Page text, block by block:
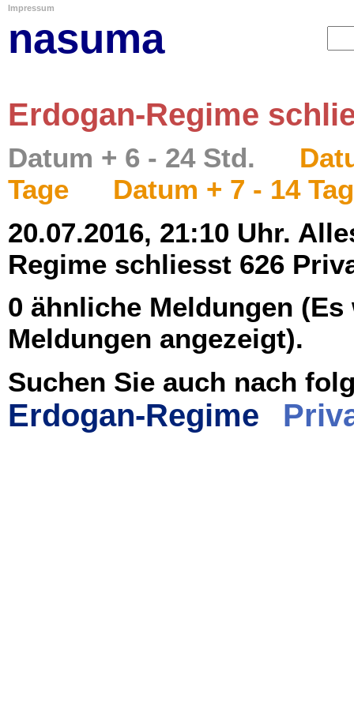
Impressum
nasuma
Erdogan-Regime
Datum + 6 - 24 Std.
Tage
Datum + 7 - 14
20.07.2016, 21:10 Uhr.
Regime schliesst 626
0 ähnliche Meldungen
Meldungen angezeigt).
Suchen Sie auch nach
Erdogan-Regime